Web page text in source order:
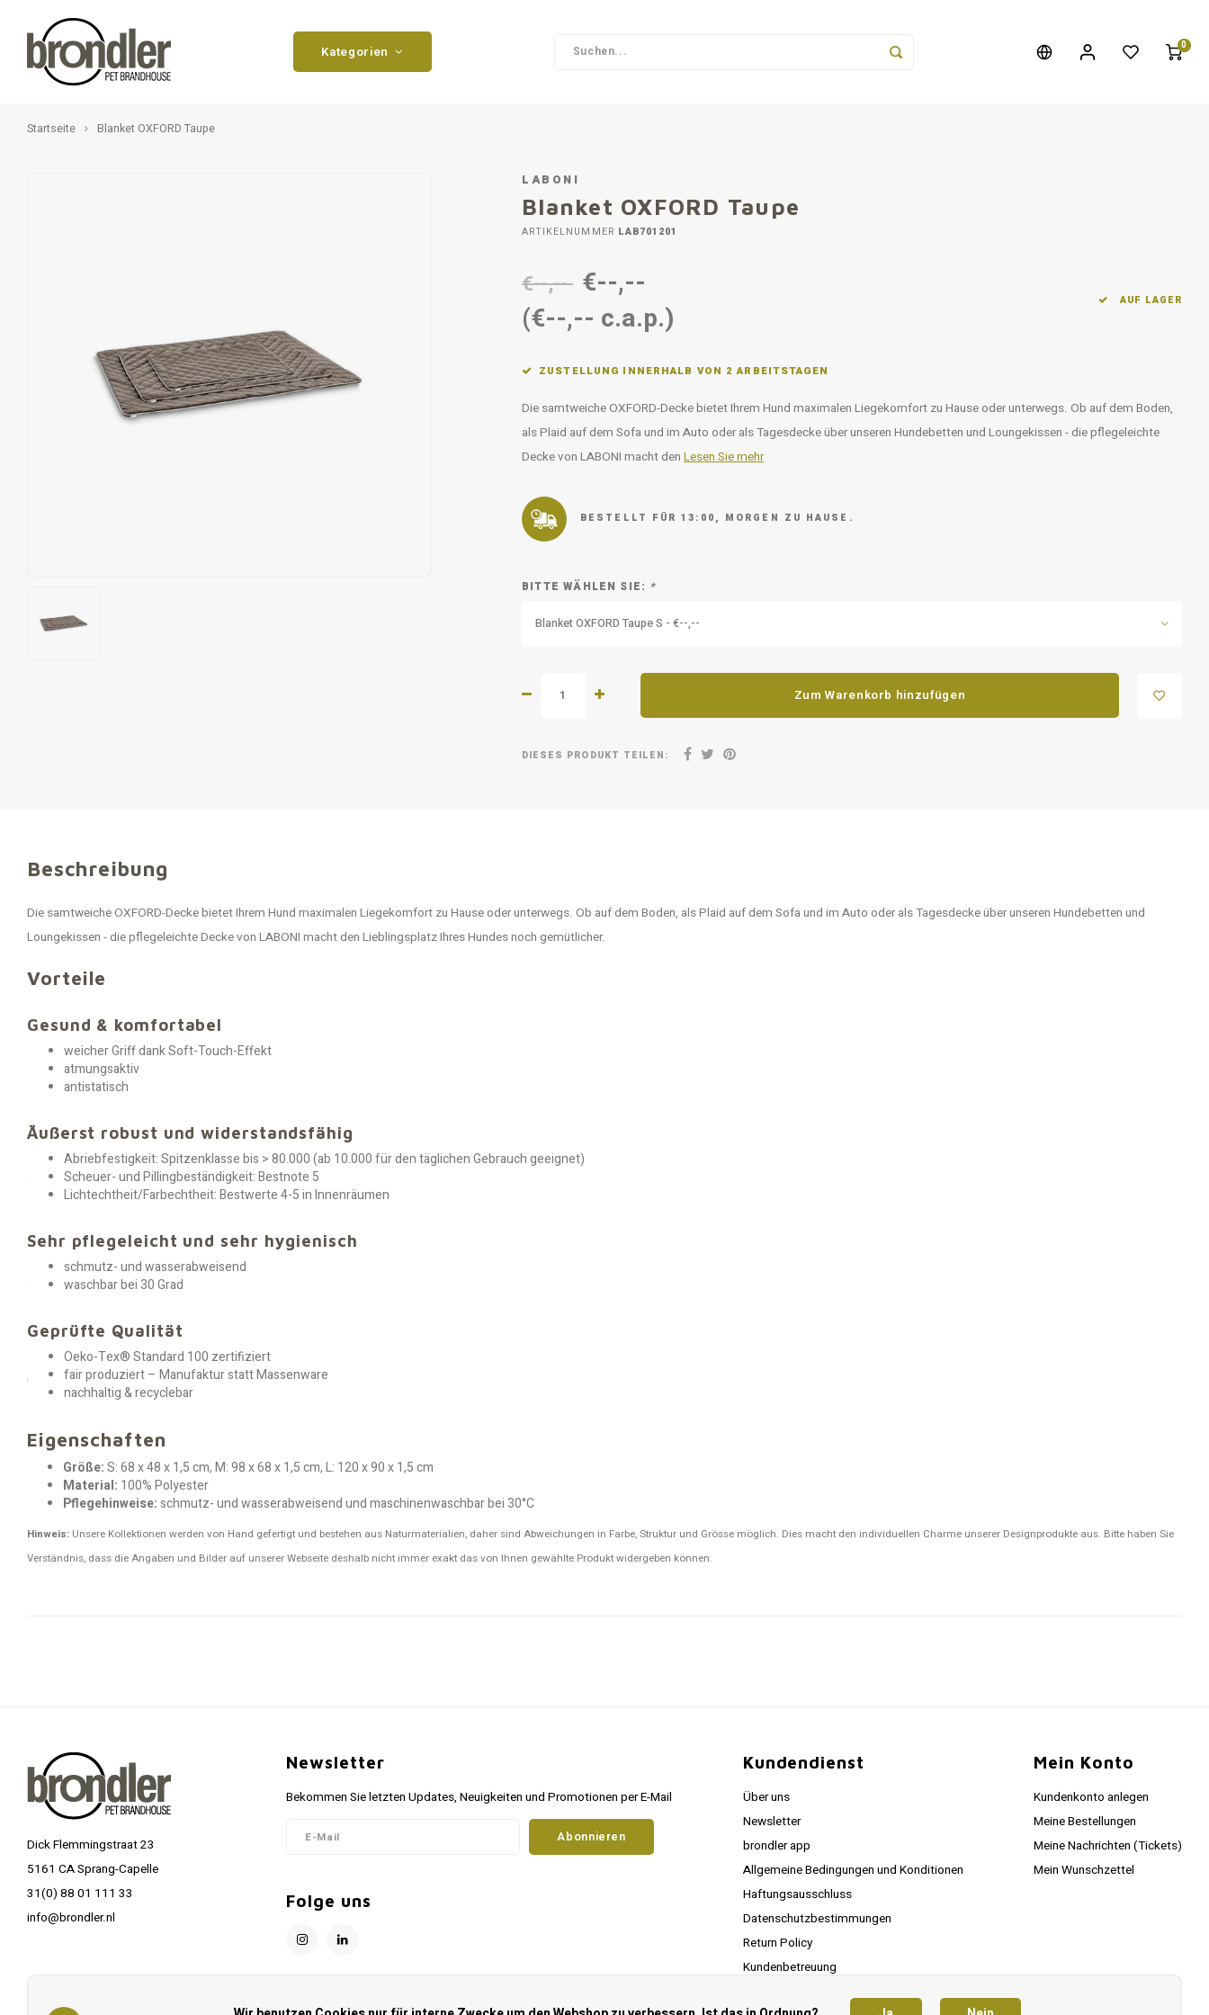
Kategorien 0
Startseite Blanket OXFORD Taupe
LABONI
Blanket OXFORD Taupe
ARTIKELNUMMER LAB701201
€--,-- €--,--
(€--,-- c.a.p.)
AUF LAGER
ZUSTELLUNG INNERHALB VON 2 ARBEITSTAGEN
Die samtweiche OXFORD-Decke bietet Ihrem Hund maximalen Liegekomfort zu Hause oder unterwegs. Ob auf dem Boden,
als Plaid auf dem Sofa und im Auto oder als Tagesdecke über unseren Hundebetten und Loungekissen - die pflegeleichte
Decke von LABONI macht den Lesen Sie mehr
BESTELLT FÜR 13:00, MORGEN ZU HAUSE.
BITTE WÄHLEN SIE: *
Blanket OXFORD Taupe S - €--,--
Zum Warenkorb hinzufügen
DIESES PRODUKT TEILEN:
Beschreibung
Die samtweiche OXFORD-Decke bietet Ihrem Hund maximalen Liegekomfort zu Hause oder unterwegs. Ob auf dem Boden, als Plaid auf dem Sofa und im Auto oder als Tagesdecke über unseren Hundebetten und
Loungekissen - die pflegeleichte Decke von LABONI macht den Lieblingsplatz Ihres Hundes noch gemütlicher.
Vorteile
Gesund & komfortabel
weicher Griff dank Soft-Touch-Effekt
atmungsaktiv
antistatisch
Äußerst robust und widerstandsfähig
Abriebfestigkeit: Spitzenklasse bis > 80.000 (ab 10.000 für den täglichen Gebrauch geeignet)
Scheuer- und Pillingbeständigkeit: Bestnote 5
Lichtechtheit/Farbechtheit: Bestwerte 4-5 in Innenräumen
Sehr pflegeleicht und sehr hygienisch
schmutz- und wasserabweisend
waschbar bei 30 Grad
Geprüfte Qualität
Oeko-Tex® Standard 100 zertifiziert
fair produziert – Manufaktur statt Massenware
nachhaltig & recyclebar
Eigenschaften
Größe:S: 68 x 48 x 1,5 cm, M: 98 x 68 x 1,5 cm, L: 120 x 90 x 1,5 cm
Material: 100% Polyester
Pflegehinweise:schmutz- und wasserabweisend und maschinenwaschbar bei 30°C
Hinweis: Unsere Kollektionen werden von Hand gefertigt und bestehen aus Naturmaterialien, daher sind Abweichungen in Farbe, Struktur und Grösse möglich. Dies macht den individuellen Charme unserer Designprodukte aus. Bitte haben Sie
Verständnis, dass die Angaben und Bilder auf unserer Webseite deshalb nicht immer exakt das von Ihnen gewählte Produkt widergeben können.
Dick Flemmingstraat 23
5161 CA Sprang-Capelle
31(0) 88 01 111 33
info@brondler.nl
Newsletter
Bekommen Sie letzten Updates, Neuigkeiten und Promotionen per E-Mail
Abonnieren
Folge uns
Kundendienst
Über uns
Newsletter
brondler app
Allgemeine Bedingungen und Konditionen
Haftungsausschluss
Datenschutzbestimmungen
Return Policy
Kundenbetreuung
Mein Konto
Kundenkonto anlegen
Meine Bestellungen
Meine Nachrichten (Tickets)
Mein Wunschzettel